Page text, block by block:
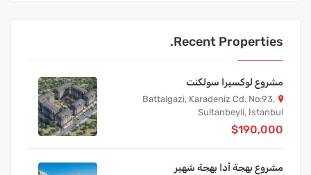
Recent Properties.
مشروع لوكسيرا سولكنت
Battalgazi, Karadeniz Cd. No:93,
Sultanbeyli, İstanbul
$190,000
مشروع بهجة أدا بهجة شهير